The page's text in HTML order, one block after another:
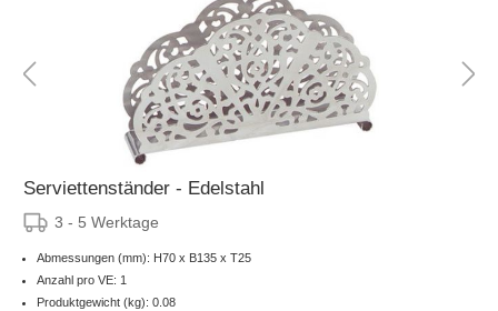
Serviettenständer - Edelstahl
3 - 5 Werktage
Abmessungen (mm): H70 x B135 x T25
Anzahl pro VE: 1
Produktgewicht (kg): 0.08